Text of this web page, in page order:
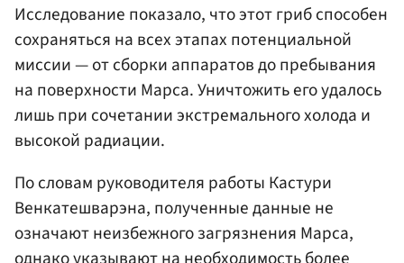
Исследование показало, что этот гриб способен
сохраняться на всех этапах потенциальной
миссии — от сборки аппаратов до пребывания
на поверхности Марса. Уничтожить его удалось
лишь при сочетании экстремального холода и
высокой радиации.
По словам руководителя работы Кастури
Венкатешварэна, полученные данные не
означают неизбежного загрязнения Марса,